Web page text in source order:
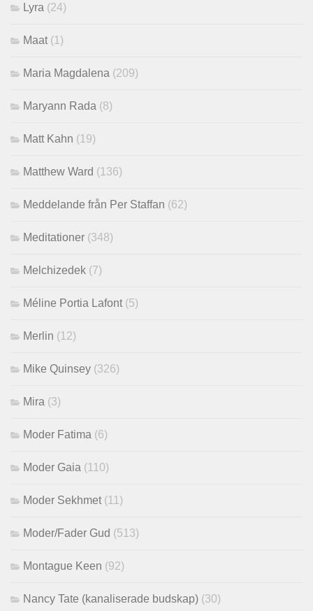
Lyra (24)
Maat (1)
Maria Magdalena (209)
Maryann Rada (8)
Matt Kahn (19)
Matthew Ward (136)
Meddelande från Per Staffan (62)
Meditationer (348)
Melchizedek (7)
Méline Portia Lafont (5)
Merlin (12)
Mike Quinsey (326)
Mira (3)
Moder Fatima (6)
Moder Gaia (110)
Moder Sekhmet (11)
Moder/Fader Gud (513)
Montague Keen (92)
Nancy Tate (kanaliserade budskap) (30)